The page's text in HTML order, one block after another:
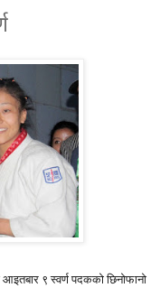
९ स्वर्ण पदकको छिनोफानो